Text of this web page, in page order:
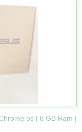
os | 8 GB Ram |